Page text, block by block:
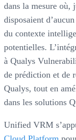
dans la mesure où,
disposaient
du contexte
potentielles.
à Qualys
de prédiction et de
Qualys, tout en
dans les solutions
Unified VRM